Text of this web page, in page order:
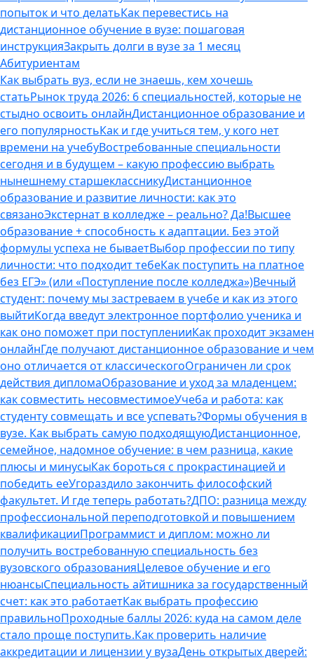
попыток и что делатьКак перевестись на
дистанционное обучение в вузе: пошаговая
инструкцияЗакрыть долги в вузе за 1 месяц
Абитуриентам
Как выбрать вуз, если не знаешь, кем хочешь
статьРынок труда 2026: 6 специальностей, которые не
стыдно освоить онлайнДистанционное образование и
его популярностьКак и где учиться тем, у кого нет
времени на учебуВостребованные специальности
сегодня и в будущем – какую профессию выбрать
нынешнему старшеклассникуДистанционное
образование и развитие личности: как это
связаноЭкстернат в колледже – реально? Да!Высшее
образование + способность к адаптации. Без этой
формулы успеха не бываетВыбор профессии по типу
личности: что подходит тебеКак поступить на платное
без ЕГЭ» (или «Поступление после колледжа»)Вечный
студент: почему мы застреваем в учебе и как из этого
выйтиКогда введут электронное портфолио ученика и
как оно поможет при поступленииКак проходит экзамен
онлайнГде получают дистанционное образование и чем
оно отличается от классическогоОграничен ли срок
действия дипломаОбразование и уход за младенцем:
как совместить несовместимоеУчеба и работа: как
студенту совмещать и все успевать?Формы обучения в
вузе. Как выбрать самую подходящуюДистанционное,
семейное, надомное обучение: в чем разница, какие
плюсы и минусыКак бороться с прокрастинацией и
победить ееУгораздило закончить философский
факультет. И где теперь работать?ДПО: разница между
профессиональной переподготовкой и повышением
квалификацииПрограммист и диплом: можно ли
получить востребованную специальность без
вузовского образованияЦелевое обучение и его
нюансыСпециальность айтишника за государственный
счет: как это работаетКак выбрать профессию
правильноПроходные баллы 2026: куда на самом деле
стало проще поступить.Как проверить наличие
аккредитации и лицензии у вузаДень открытых дверей: